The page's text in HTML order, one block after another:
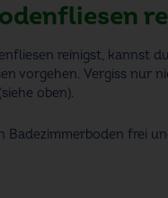
reinigst, kannst
vorgehen. Vergiss nur
oben).
Badezimmerboden frei